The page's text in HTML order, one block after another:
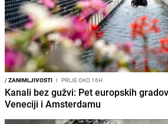
/ZANIMLJIVOSTI I PRIJE OKO 16H
Kanali bez gužvi: Pet europskih
Veneciji i Amsterdamu